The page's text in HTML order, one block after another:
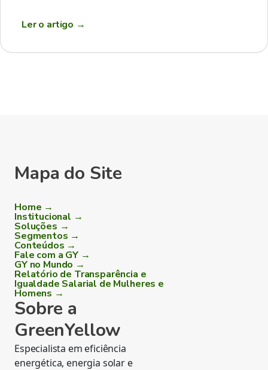
Ler o artigo →
Mapa do Site
Home →
Institucional →
Soluções →
Segmentos →
Conteúdos →
Fale com a GY →
GY no Mundo →
Relatório de Transparência e
Igualdade Salarial de Mulheres e
Homens →
Sobre a
GreenYellow
Especialista em eficiência
energética, energia solar e